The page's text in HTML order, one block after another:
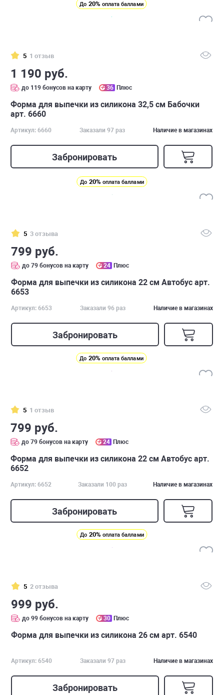
До 20% оплата баллами
5 1 отзыв
1 190 руб.
до 119 бонусов на карту 36 Плюс
Форма для выпечки из силикона 32,5 см Бабочки
арт. 6660
Артикул: 6660 Заказали 97 раз Наличие в магазинах
Забронировать
До 20% оплата баллами
5 3 отзыва
799 руб.
до 79 бонусов на карту 24 Плюс
Форма для выпечки из силикона 22 см Автобус арт.
6653
Артикул: 6653 Заказали 96 раз Наличие в магазинах
Забронировать
До 20% оплата баллами
5 1 отзыв
799 руб.
до 79 бонусов на карту 24 Плюс
Форма для выпечки из силикона 22 см Автобус арт.
6652
Артикул: 6652 Заказали 100 раз Наличие в магазинах
Забронировать
До 20% оплата баллами
5 2 отзыва
999 руб.
до 99 бонусов на карту 30 Плюс
Форма для выпечки из силикона 26 см арт. 6540
Артикул: 6540 Заказали 97 раз Наличие в магазинах
Забронировать